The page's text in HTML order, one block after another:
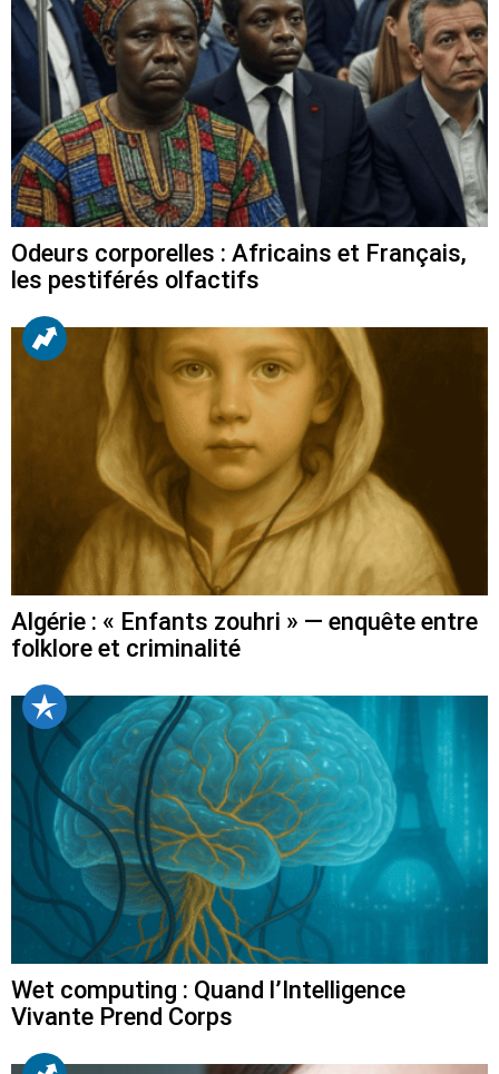
Odeurs corporelles : Africains et Français,
les pestiférés olfactifs
Algérie : « Enfants zouhri » — enquête entre
folklore et criminalité
Wet computing : Quand l’Intelligence
Vivante Prend Corps